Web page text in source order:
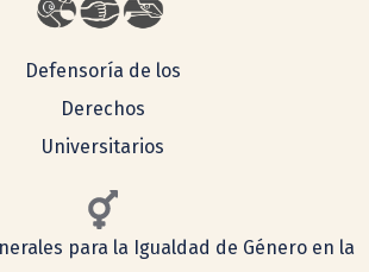
Defensoría de los
Derechos
Universitarios
para la Igualdad de Género en la